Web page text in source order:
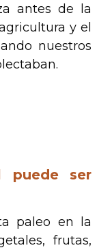
antes de la
y el
nuestros
puede ser
paleo en la
frutas,